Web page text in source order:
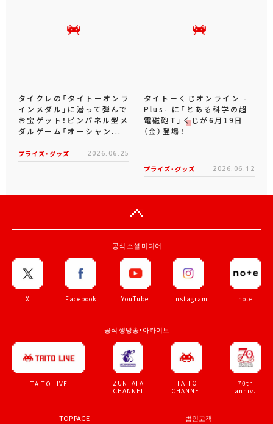
タイクレの「タイトーオンラ
インメダル」に潜って弾んで
お宝ゲット！ピンパネル型メ
ダルゲーム「オーシャン...
プライズ・グッズ 2026.06.25
タイトーくじオンライン -
Plus- に「とある科学の超
電磁砲T」くじが6月19日
（金）登場！
プライズ・グッズ 2026.06.12
공식 소셜 미디어
X Facebook YouTube Instagram note
공식 생방송・아카이브
TAITO LIVE
ZUNTATA
CHANNEL
TAITO
CHANNEL
70th
anniv.
TOP PAGE 법인고객